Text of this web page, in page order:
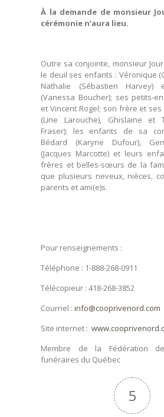
À la demande de monsieur
cérémonie n’aura lieu.
Outre sa conjointe, monsieur
le deuil ses enfants : Véronique
Nathalie (Sébastien Harvey)
(Vanessa Boucher); ses petits-
et Vincent Rogel; son frère et
(Line Larouche), Ghislaine et
Fraser); les enfants de sa
Bédard (Karyne Dufour),
(Jacques Marcotte) et leurs
frères et belles-sœurs de la
que plusieurs neveux, nièces,
parents et ami(e)s.
Pour renseignements :
Téléphone : 1-888-268-0911
Télécopieur : 418-268-3852
Courriel :info@cooprivenord.com
Site internet :
Membre de la Fédération
funéraires du Québec
5